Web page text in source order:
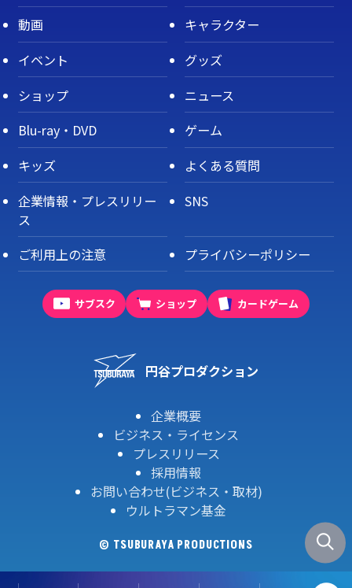
動画
キャラクター
イベント
グッズ
ショップ
ニュース
Blu-ray・DVD
ゲーム
キッズ
よくある質問
企業情報・プレスリリー
ス
SNS
ご利用上の注意 プライバシーポリシー
サブスク ショップ カードゲーム
円谷プロダクション
企業概要
ビジネス・ライセンス
プレスリリース
採用情報
お問い合わせ(ビジネス・取材)
ウルトラマン基金
© TSUBURAYA PRODUCTIONS